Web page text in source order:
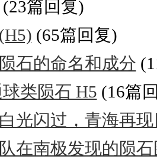
(23篇回复)
(65篇回复)
石的命名和成分
类陨石 H5 (16篇
光闪过，青海再
在南极发现的陨